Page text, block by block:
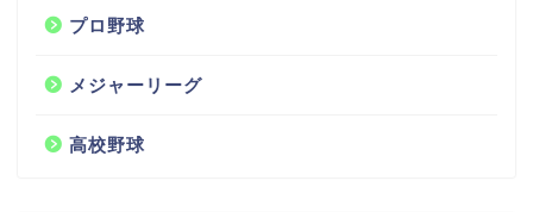
プロ野球
メジャーリーグ
高校野球